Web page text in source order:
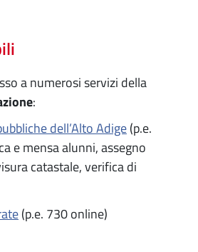
a numerosi servizi della
:
dell’Alto Adige(p.e.
e mensa alunni, assegno
catastale, verifica di
(p.e. 730 online)